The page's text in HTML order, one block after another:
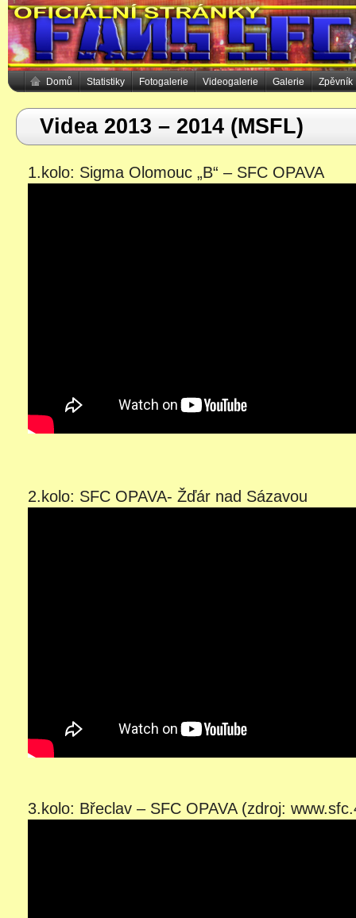
Domů Statistiky Fotogalerie Videogalerie Galerie Zpěvník
Videa 2013 – 2014 (MSFL)
1.kolo: Sigma Olomouc „B“ – SFC OPAVA
2.kolo: SFC OPAVA- Žďár nad Sázavou
3.kolo: Břeclav – SFC OPAVA (zdroj: